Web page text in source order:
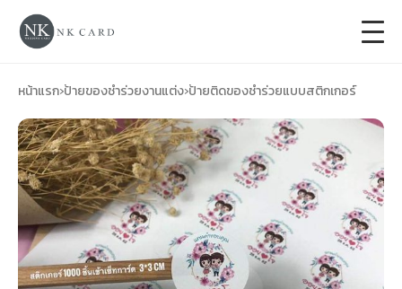
การ์ดแต่งงาน
ของชำร่วยงานแต่ง +
ของรับไหว้ +
ป้ายของชำร่วยงานแต่ง +
การ์ดงานบวช
หน้าแรก›ป้ายของชำร่วยงานแต่ง›ป้ายติดของชำร่วยแบบสติกเกอร์